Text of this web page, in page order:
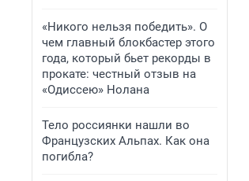
«Никого нельзя победить». О
чем главный блокбастер этого
года, который бьет рекорды в
прокате: честный отзыв на
«Одиссею» Нолана
Тело россиянки нашли во
Французских Альпах. Как она
погибла?